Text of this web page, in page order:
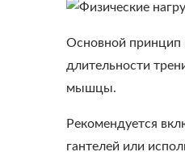
Основной принцип
длительности
мышцы.
Рекомендуется
гантелей или